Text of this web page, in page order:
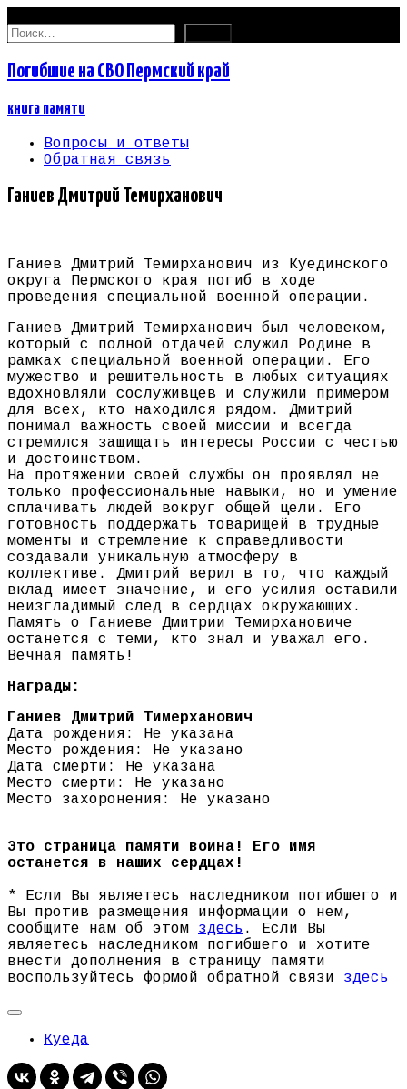
Найти:
Погибшие на СВО Пермский край
книга памяти
Вопросы и ответы
Обратная связь
Ганиев Дмитрий Темирханович
Ганиев Дмитрий Темирханович из Куединского
округа Пермского края погиб в ходе
проведения специальной военной операции.
Ганиев Дмитрий Темирханович был человеком,
который с полной отдачей служил Родине в
рамках специальной военной операции. Его
мужество и решительность в любых ситуациях
вдохновляли сослуживцев и служили примером
для всех, кто находился рядом. Дмитрий
понимал важность своей миссии и всегда
стремился защищать интересы России с честью
и достоинством.
На протяжении своей службы он проявлял не
только профессиональные навыки, но и умение
сплачивать людей вокруг общей цели. Его
готовность поддержать товарищей в трудные
моменты и стремление к справедливости
создавали уникальную атмосферу в
коллективе. Дмитрий верил в то, что каждый
вклад имеет значение, и его усилия оставили
неизгладимый след в сердцах окружающих.
Память о Ганиеве Дмитрии Темирхановиче
останется с теми, кто знал и уважал его.
Вечная память!
Награды:
Ганиев Дмитрий Тимерханович
Дата рождения: Не указана
Место рождения: Не указано
Дата смерти: Не указана
Место смерти: Не указано
Место захоронения: Не указано
Это страница памяти воина! Его имя
останется в наших сердцах!
* Если Вы являетесь наследником погибшего и
Вы против размещения информации о нем,
сообщите нам об этом здесь . Если Вы
являетесь наследником погибшего и хотите
внести дополнения в страницу памяти
воспользуйтесь формой обратной связи здесь
Куеда